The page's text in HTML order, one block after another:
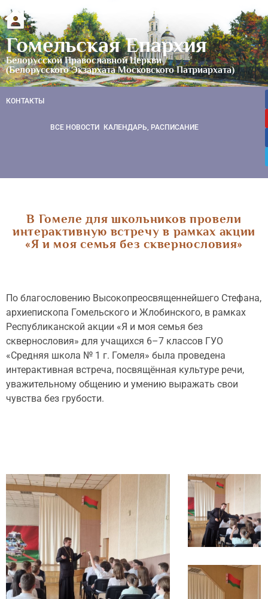
Гомельская Епархия
Белорусской Православной Церкви
(Белорусского Экзархата Московского Патриархата)
КОНТАКТЫ
ВСЕ НОВОСТИ КАЛЕНДАРЬ, РАСПИСАНИЕ
В Гомеле для школьников провели
интерактивную встречу в рамках акции
«Я и моя семья без сквернословия»
По благословению Высокопреосвященнейшего Стефана,
архиепископа Гомельского и Жлобинского, в рамках
Республиканской акции «Я и моя семья без
сквернословия» для учащихся 6–7 классов ГУО
«Средняя школа № 1 г. Гомеля» была проведена
интерактивная встреча, посвящённая культуре речи,
уважительному общению и умению выражать свои
чувства без грубости.